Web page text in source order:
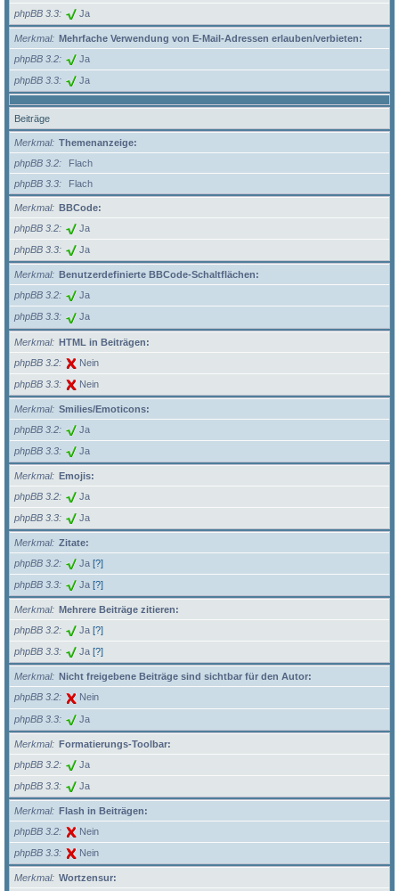
phpBB 3.3 Ja
Merkmal
Mehrfache Verwendung von E-Mail-Adressen erlauben/verbieten:
phpBB 3.2
Ja
phpBB 3.3 Ja
Beiträge
Merkmal
Themenanzeige:
phpBB 3.2
Flach
phpBB 3.3
Flach
Merkmal
BBCode:
phpBB 3.2
Ja
phpBB 3.3 Ja
Merkmal
Benutzerdefinierte BBCode-Schaltflächen:
phpBB 3.2
Ja
phpBB 3.3 Ja
Merkmal
HTML in Beiträgen:
phpBB 3.2
Nein
phpBB 3.3 Nein
Merkmal
Smilies/Emoticons:
phpBB 3.2
Ja
phpBB 3.3 Ja
Merkmal
Emojis:
phpBB 3.2
Ja
phpBB 3.3 Ja
Merkmal
Zitate:
phpBB 3.2
Ja [?]
phpBB 3.3 Ja [?]
Merkmal
Mehrere Beiträge zitieren:
phpBB 3.2
Ja [?]
phpBB 3.3 Ja [?]
Merkmal
Nicht freigebene Beiträge sind sichtbar für den Autor:
phpBB 3.2
Nein
phpBB 3.3 Ja
Merkmal
Formatierungs-Toolbar:
phpBB 3.2
Ja
phpBB 3.3 Ja
Merkmal
Flash in Beiträgen:
phpBB 3.2
Nein
phpBB 3.3 Nein
Merkmal
Wortzensur: